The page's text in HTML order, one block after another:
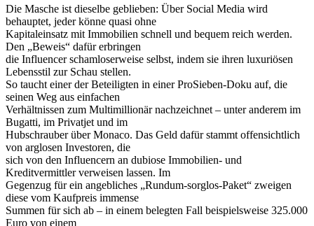
Die Masche ist dieselbe geblieben: Über Social Media wird
behauptet, jeder könne quasi ohne
Kapitaleinsatz mit Immobilien schnell und bequem reich werden.
Den „Beweis“ dafür erbringen
die Influencer schamloserweise selbst, indem sie ihren luxuriösen
Lebensstil zur Schau stellen.
So taucht einer der Beteiligten in einer ProSieben-Doku auf, die
seinen Weg aus einfachen
Verhältnissen zum Multimillionär nachzeichnet – unter anderem im
Bugatti, im Privatjet und im
Hubschrauber über Monaco. Das Geld dafür stammt offensichtlich
von arglosen Investoren, die
sich von den Influencern an dubiose Immobilien- und
Kreditvermittler verweisen lassen. Im
Gegenzug für ein angebliches „Rundum-sorglos-Paket“ zweigen
diese vom Kaufpreis immense
Summen für sich ab – in einem belegten Fall beispielsweise 325.000
Euro von einem